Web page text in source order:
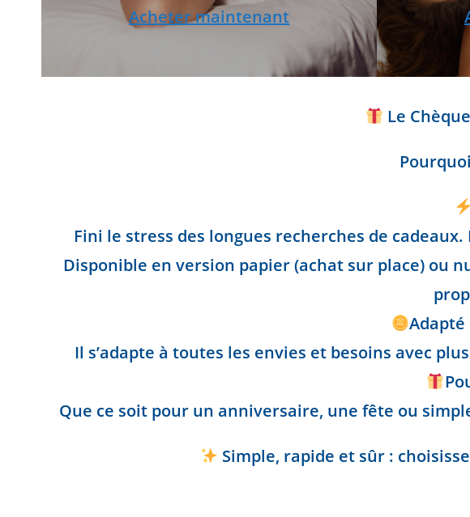
Acheter maintenant
Le
Fini le stress des longues recherches de
Disponible en version papier (achat sur place) ou
Adapté
Il s’adapte à toutes les envies et besoins avec
Que ce soit pour un anniversaire, une fête ou
Simple, rapide et sûr :